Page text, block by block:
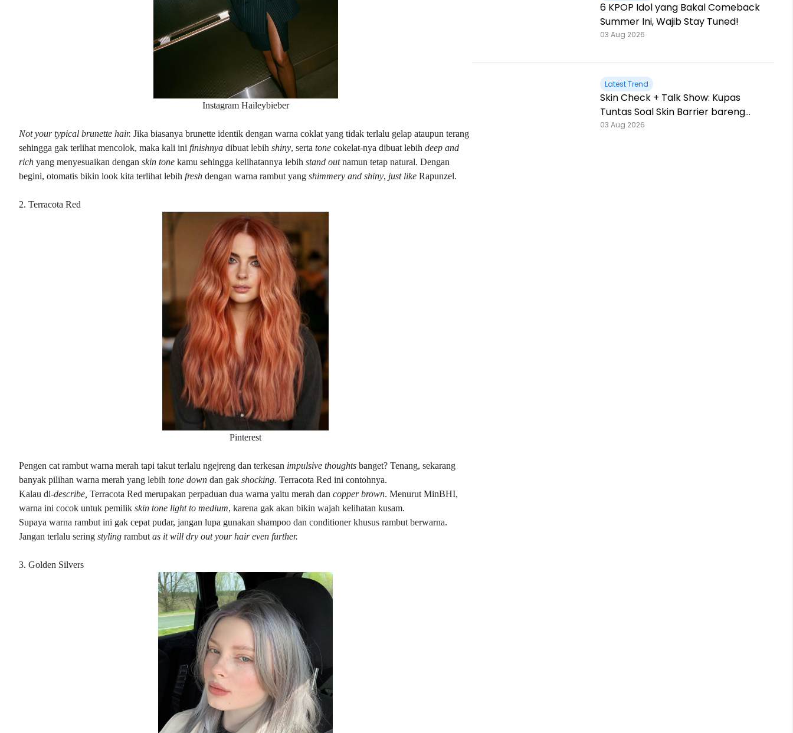
Instagram Haileybieber
Not your typical brunette hair. Jika biasanya brunette identik dengan warna coklat yang tidak terlalu gelap ataupun terang
sehingga gak terlihat mencolok, maka kali ini finishnya dibuat lebih shiny, serta tone cokelat-nya dibuat lebih deep and
rich yang menyesuaikan dengan skin tone kamu sehingga kelihatannya lebih stand outnamun tetap natural. Dengan
begini, otomatis bikin look kita terlihat lebih fresh dengan warna rambut yang shimmery and shiny, just like Rapunzel.
2. Terracota Red
Pinterest
Pengen cat rambut warna merah tapi takut terlalu ngejreng dan terkesan impulsive thoughts banget? Tenang, sekarang
banyak pilihan warna merah yang lebih tone down dan gak shocking. Terracota Red ini contohnya.
Kalau di-describe, Terracota Red merupakan perpaduan dua warna yaitu merah dan copper brown. Menurut MinBHI,
warna ini cocok untuk pemilik skin tone light to medium, karena gak akan bikin wajah kelihatan kusam.
Supaya warna rambut ini gak cepat pudar, jangan lupa gunakan shampoo dan conditioner khusus rambut berwarna.
Jangan terlalu sering styling rambut as it will dry out your hair even further.
3. Golden Silvers
6 KPOP Idol yang Bakal Comeback
Summer Ini, Wajib Stay Tuned!
03 Aug 2026
Latest Trend
Skin Check + Talk Show: Kupas
Tuntas Soal Skin Barrier bareng
Pestlo dan Skintention!
03 Aug 2026